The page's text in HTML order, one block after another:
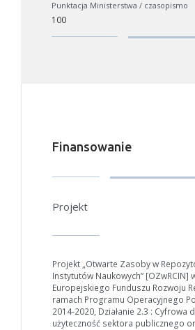
może się wydłużyć.
zmniejszając
Punktacja Ministerstwa / czasopismo
100
Finansowanie
Projekt
Projekt „Otwarte Zasoby w
Instytutów Naukowych” [OZwRCIN]
Europejskiego Funduszu Rozwoju
ramach Programu Operacyjnego
2014-2020, Działanie 2.3 : Cyfrowa
użyteczność sektora publicznego